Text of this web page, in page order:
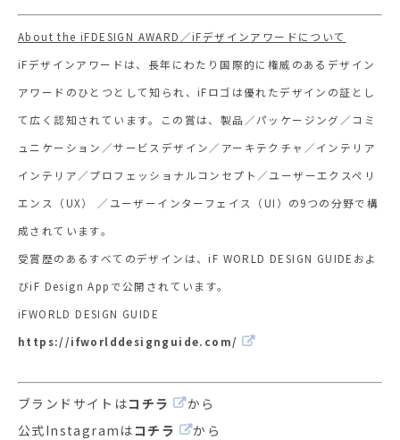
About the iFDESIGN AWARD／iFデザインアワードについて
iFデザインアワードは、長年にわたり国際的に権威のあるデザイン
アワードのひとつとして知られ、iFロゴは優れたデザインの証とし
て広く認知されています。この賞は、製品／パッケージング／コミ
ュニケーション／サービスデザイン／アーキテクチャ／インテリア
インテリア／プロフェッショナルコンセプト／ユーザーエクスペリ
エンス（UX） ／ユーザーインターフェイス（UI）の9つの分野で構
成されています。
受賞歴のあるすべてのデザインは、iF WORLD DESIGN GUIDEおよ
びiF Design Appで公開されています。
iFWORLD DESIGN GUIDE
https://ifworlddesignguide.com/
ブランドサイトはコチラ
から
公式Instagramはコチラ から